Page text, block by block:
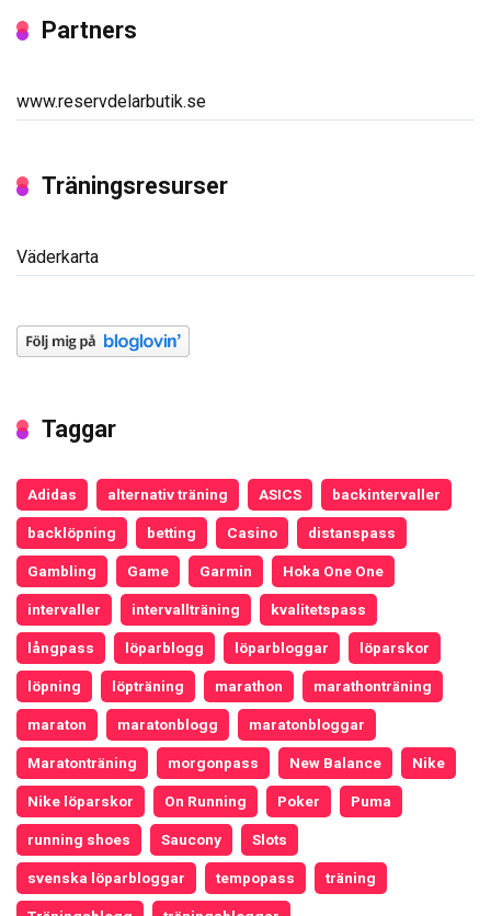
Partners
www.reservdelarbutik.se
Träningsresurser
Väderkarta
Taggar
Adidas alternativ träning ASICS backintervaller
backlöpning betting Casino distanspass
Gambling Game Garmin Hoka One One
intervaller intervallträning kvalitetspass
långpass löparblogg löparbloggar löparskor
löpning löpträning marathon marathonträning
maraton maratonblogg maratonbloggar
Maratonträning morgonpass New Balance Nike
Nike löparskor On Running Poker Puma
running shoes Saucony Slots
svenska löparbloggar tempopass träning